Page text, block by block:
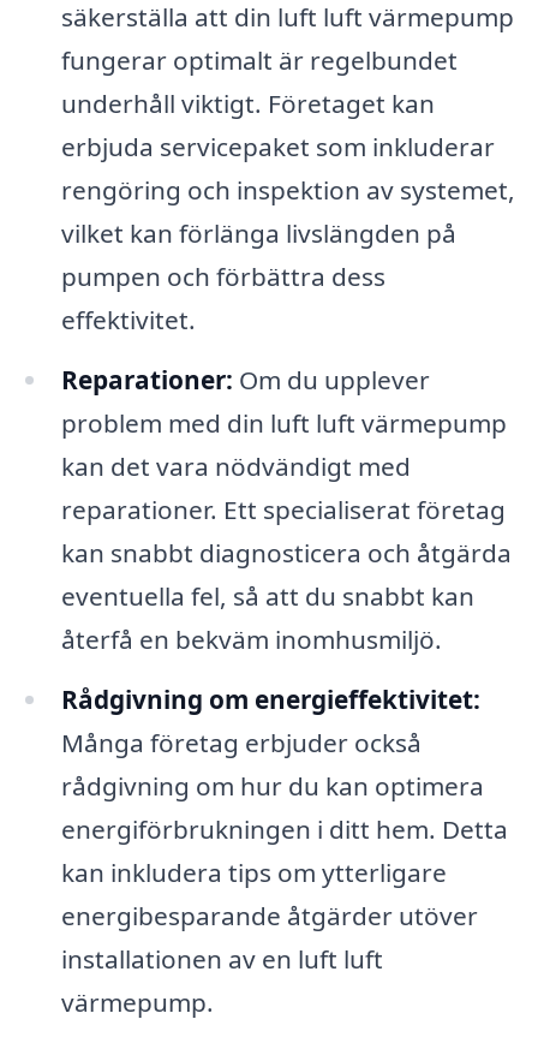
säkerställa att din luft luft värmepump
fungerar optimalt är regelbundet
underhåll viktigt. Företaget kan
erbjuda servicepaket som inkluderar
rengöring och inspektion av systemet,
vilket kan förlänga livslängden på
pumpen och förbättra dess
effektivitet.
Reparationer: Om du upplever
problem med din luft luft värmepump
kan det vara nödvändigt med
reparationer. Ett specialiserat företag
kan snabbt diagnosticera och åtgärda
eventuella fel, så att du snabbt kan
återfå en bekväm inomhusmiljö.
Rådgivning om energieffektivitet:
Många företag erbjuder också
rådgivning om hur du kan optimera
energiförbrukningen i ditt hem. Detta
kan inkludera tips om ytterligare
energibesparande åtgärder utöver
installationen av en luft luft
värmepump.